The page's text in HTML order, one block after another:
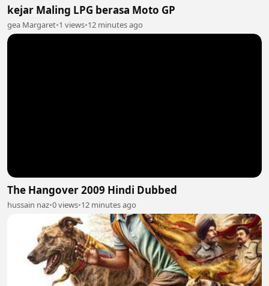
kejar Maling LPG berasa Moto GP
gea Margaret•1 views•12 minutes ago
The Hangover 2009 Hindi Dubbed
hussain naz•0 views•12 minutes ago